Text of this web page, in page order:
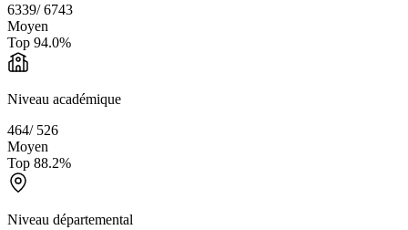
6339/6743
Moyen
Top 94.0%
Niveau académique
464/ 526
Moyen
Top 88.2%
Niveau départemental